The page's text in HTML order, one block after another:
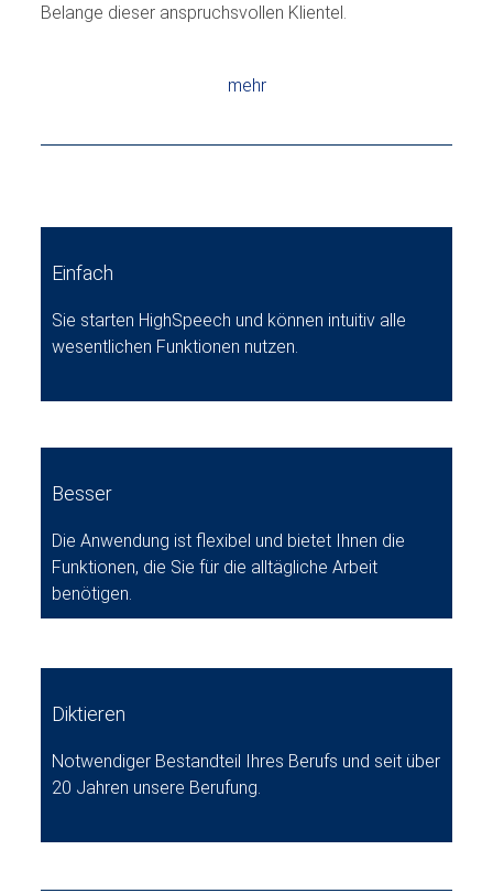
Belange dieser anspruchsvollen Klientel.
mehr
Einfach
Sie starten HighSpeech und können intuitiv alle
wesentlichen Funktionen nutzen.
Besser
Die Anwendung ist flexibel und bietet Ihnen die
Funktionen, die Sie für die alltägliche Arbeit
benötigen.
Diktieren
Notwendiger Bestandteil Ihres Berufs und seit über
20 Jahren unsere Berufung.